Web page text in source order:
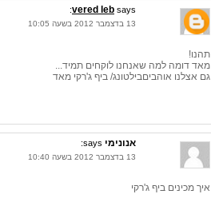
vered leb says:
13 בדצמבר 2012 בשעה 10:05
תהנו!
מאד דומה למה שאנחנו לוקחים תמיד...
גם אצלנו אוהביםבילטונג/ ביף ג'רקי מאד
אנונימי says:
13 בדצמבר 2012 בשעה 10:40
איך מכינים ביף ג'רקי